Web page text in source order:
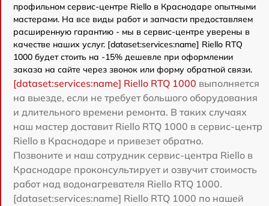
профильном сервис-центре Riello в Краснодаре опытными
мастерами. На все виды работ и запчасти предоставляем
расширенную гарантию - мы в сервис-центре уверены в
качестве наших услуг. [dataset:services:name] Riello RTQ
1000 будет стоить на -15% дешевле при оформлении
заказа на сайте через звонок или форму обратной связи.
[dataset:services:name] Riello RTQ 1000 выполняется
на выезде, если не требует большого оборудования
и длительного времени ремонта. В таких случаях
наш мастер доставит Riello RTQ 1000 в сервис-центр
Riello в Краснодаре и привезет обратно.
Позвоните и наш сотрудник сервис-центра Riello в
Краснодаре проконсультирует и озвучит стоимость
работ над водонагревателя Riello RTQ 1000.
[dataset:services:name] Riello RTQ 1000 по нашей